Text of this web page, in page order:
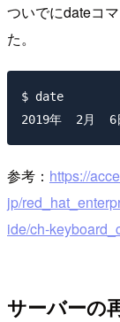
ついでにdateコ
た。
$ date
参考： https://
jp/
ide/ch-
サーバーの